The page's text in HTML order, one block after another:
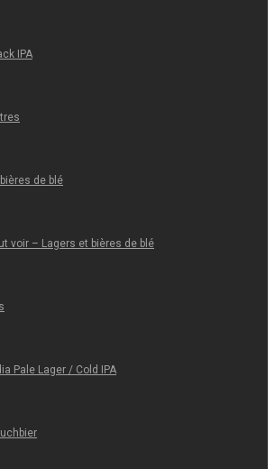
IPA
de blé
voir – Lagers et bières de blé
Pale Lager / Cold IPA